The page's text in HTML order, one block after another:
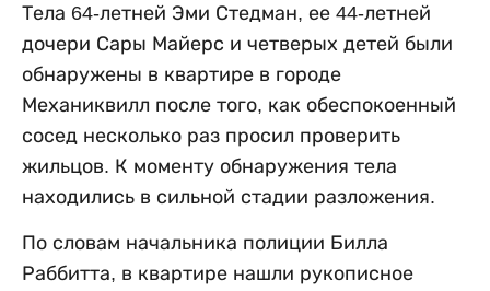
Тела 64-летней Эми Стедман, ее 44-летней
дочери Сары Майерс и четверых детей были
обнаружены в квартире в городе
Механиквилл после того, как обеспокоенный
сосед несколько раз просил проверить
жильцов. К моменту обнаружения тела
находились в сильной стадии разложения.
По словам начальника полиции Билла
Раббитта, в квартире нашли рукописное